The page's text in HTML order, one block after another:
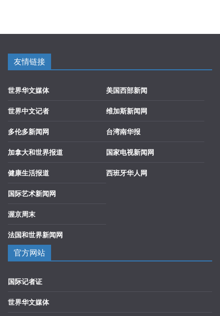
友情链接
世界华文媒体
世界中文记者
多伦多新闻网
加拿大和世界报道
健康生活报道
国际艺术新闻网
渥京周末
法国和世界新闻网
美国西部新闻
维加斯新闻网
台湾南华报
国家电视新闻网
西班牙华人网
官方网站
国际记者证
世界华文媒体